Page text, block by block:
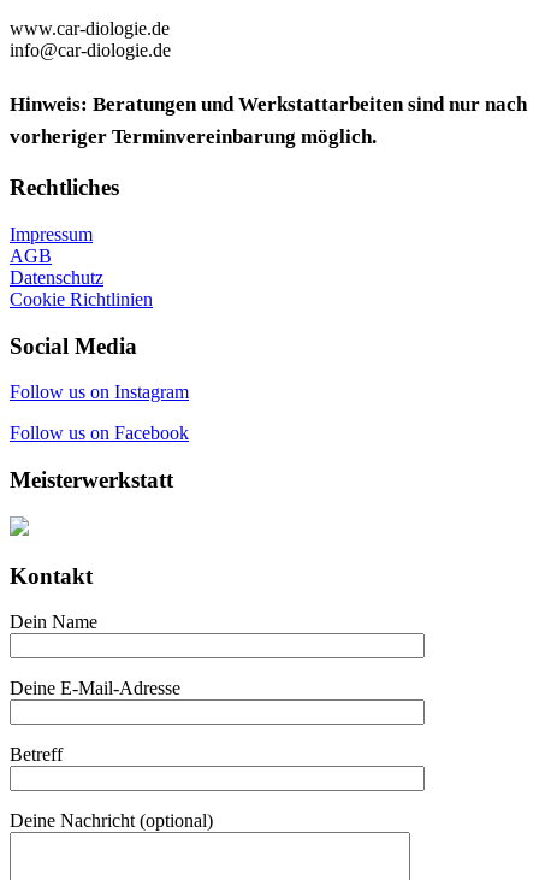
www.car-diologie.de
info@car-diologie.de
Hinweis: Beratungen und Werkstattarbeiten sind nur nach
vorheriger Terminvereinbarung möglich.
Rechtliches
Impressum
AGB
Datenschutz
Cookie Richtlinien
Social Media
Follow us on Instagram
Follow us on Facebook
Meisterwerkstatt
Kontakt
Dein Name
Deine E-Mail-Adresse
Betreff
Deine Nachricht (optional)